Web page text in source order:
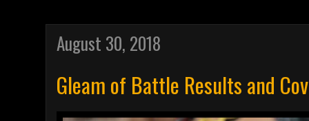
August 30, 2018
Gleam of Battle Results and